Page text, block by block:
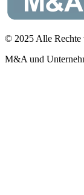
© 2025 Alle Rechte
M&A und